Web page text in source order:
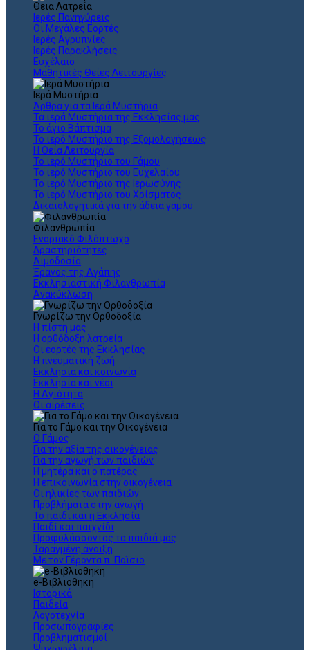
Θεια Λατρεία
Ιερές Πανηγύρεις
Οι Μεγάλες Εορτές
Ιερές Αγρυπνίες
Ιερές Παρακλήσεις
Ευχέλαιο
Μαθητικές Θείες Λειτουργίες
Ιερά Μυστήρια
Άρθρα για τα Ιερά Μυστήρια
Τα ιερά Μυστήρια της Εκκλησίας μας
Το άγιο Βάπτισμα
Το ιερό Μυστήριο της Εξομολογήσεως
Η Θεία Λειτουργία
Το ιερό Μυστήριο του Γάμου
Το ιερό Μυστήριο του Ευχελαίου
Το ιερό Μυστήριο της Ιερωσύνης
Το ιερό Μυστήριο του Χρίσματος
Δικαιολογητικά για την άδεια γάμου
Φιλανθρωπία
Ενοριακό Φιλόπτωχο
Δραστηριότητες
Αιμοδοσία
Έρανος της Αγάπης
Εκκλησιαστική Φιλανθρωπία
Ανακύκλωση
Γνωρίζω την Ορθοδοξία
Η πίστη μας
Η ορθόδοξη λατρεία
Οι εορτές της Εκκλησίας
Η πνευματική ζωή
Εκκλησία και κοινωνία
Εκκλησία και νέοι
Η Αγιότητα
Οι αιρέσεις
Για το Γάμο και την Οικογένεια
Ο Γάμος
Για την αξία της οικογένειας
Για την αγωγή των παιδιών
Η μητέρα και ο πατέρας
Η επικοινωνία στην οικογένεια
Οι ηλικίες των παιδιών
Προβλήματα στην αγωγή
Το παιδί και η Εκκλησία
Παιδί και παιχνίδι
Προφυλάσσοντας τα παιδιά μας
Ταραγμένη άνοιξη
Με τον Γέροντα π. Παϊσιο
e-Βιβλιοθηκη
Ιστορικά
Παιδεία
Λογοτεχνία
Προσωπογραφίες
Προβληματισμοί